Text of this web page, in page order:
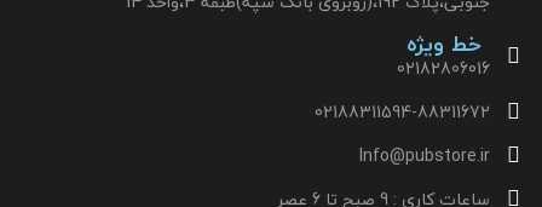
خط ویژه
02182806016
02188311594-88311672
Info@pubstore.ir
ساعات کاری : 9 صبح تا 6 عصر